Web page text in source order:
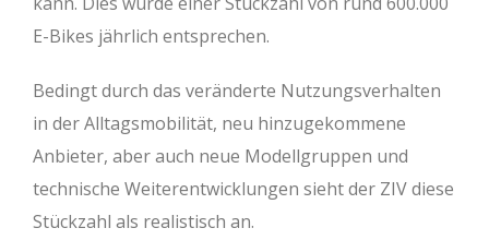
E-Bikes jährlich entsprechen.
Bedingt durch das veränderte Nutzungsverhalten
in der Alltagsmobilität, neu hinzugekommene
Anbieter, aber auch neue Modellgruppen und
technische Weiterentwicklungen sieht der ZIV diese
Stückzahl als realistisch an.